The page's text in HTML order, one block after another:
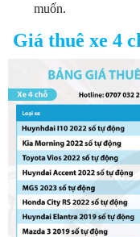
muốn.
Giá thuê xe 4